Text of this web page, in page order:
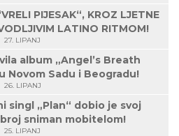
PIJESAK“, KROZ LJETNE
LATINO RITMOM!
27. LIPANJ
album „Angel’s Breath
Novom Sadu i Beogradu!
26. LIPANJ
singl „Plan“ dobio je svoj
sniman mobitelom!
25. LIPANJ